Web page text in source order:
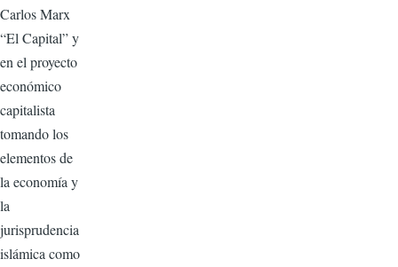
Carlos Marx
“El Capital” y
en el proyecto
económico
capitalista
tomando los
elementos de
la economía y
la
jurisprudencia
islámica como